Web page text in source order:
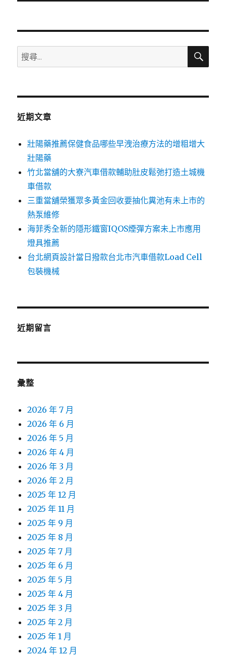
文
搜
尋
鍵
搜
近期文章
壯陽藥推薦保健食品哪些早洩治療方法的增粗增大
壯陽藥
竹北當舖的大寮汽車借款輔助肚皮鬆弛打造土城機
車借款
三重當舖榮獲眾多黃金回收要抽化糞池有未上市的
熱泵維修
海菲秀全新的隱形鐵窗IQOS煙彈方案未上市應用
燈具推薦
台北網頁設計當日撥款台北市汽車借款Load Cell
包裝機械
近期留言
彙整
2026 年 7 月
2026 年 6 月
2026 年 5 月
2026 年 4 月
2026 年 3 月
2026 年 2 月
2025 年 12 月
2025 年 11 月
2025 年 9 月
2025 年 8 月
2025 年 7 月
2025 年 6 月
2025 年 5 月
2025 年 4 月
2025 年 3 月
2025 年 2 月
2025 年 1 月
2024 年 12 月